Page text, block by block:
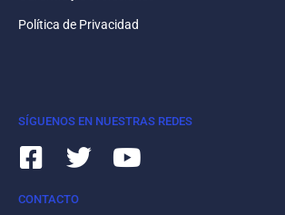
Política de Privacidad
SÍGUENOS EN NUESTRAS REDES
CONTACTO